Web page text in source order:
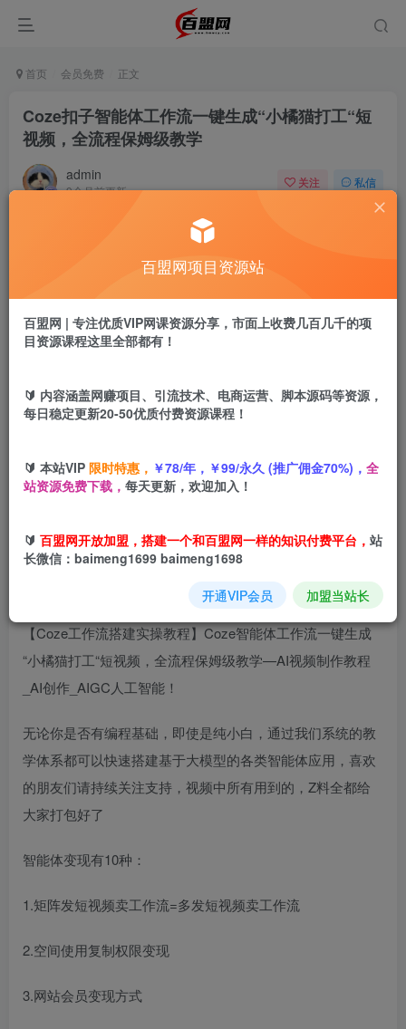
首页 会员免费 正文
Coze扣子智能体工作流一键生成“小橘猫打工“短
视频，全流程保姆级教学
admin
9个月前更新
关注 私信
盟币 9.9
立即购买
Coze扣子智能体工作流一键生成“小橘猫打工“短视频，全流
【Coze工作流搭建实操教程】Coze智能体工作流一键生成
“小橘猫打工“短视频，全流程保姆级教学—AI视频制作教程
_AI创作_AIGC人工智能！
无论你是否有编程基础，即使是纯小白，通过我们系统的教
学体系都可以快速搭建基于大模型的各类智能体应用，喜欢
的朋友们请持续关注支持，视频中所有用到的，Z料全都给
大家打包好了
智能体变现有10种：
1.矩阵发短视频卖工作流=多发短视频卖工作流
2.空间使用复制权限变现
3.网站会员变现方式
百盟网项目资源站
百盟网 | 专注优质VIP网课资源分享，市面上收费几百几千的项
目资源课程这里全部都有！
🔰 内容涵盖网赚项目、引流技术、电商运营、脚本源码等资源，
每日稳定更新20-50优质付费资源课程！
🔰 本站VIP 限时特惠， ￥78/年，￥99/永久 (推广佣金70%)， 全
站资源免费下载， 每天更新，欢迎加入！
🔰 百盟网开放加盟，搭建一个和百盟网一样的知识付费平台， 站
长微信：baimeng1699 baimeng1698
开通VIP会员 加盟当站长